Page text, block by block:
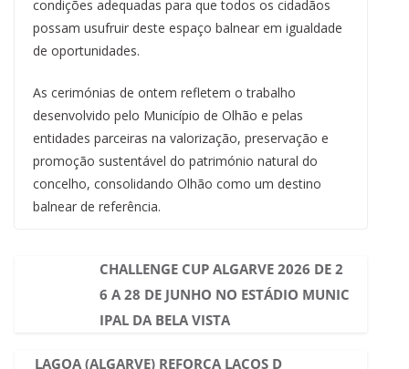
condições adequadas para que todos os cidadãos
possam usufruir deste espaço balnear em igualdade
de oportunidades.
As cerimónias de ontem refletem o trabalho
desenvolvido pelo Município de Olhão e pelas
entidades parceiras na valorização, preservação e
promoção sustentável do património natural do
concelho, consolidando Olhão como um destino
balnear de referência.
CHALLENGE CUP ALGARVE 2026 DE 2
6 A 28 DE JUNHO NO ESTÁDIO MUNIC
IPAL DA BELA VISTA
LAGOA (ALGARVE) REFORÇA LAÇOS D